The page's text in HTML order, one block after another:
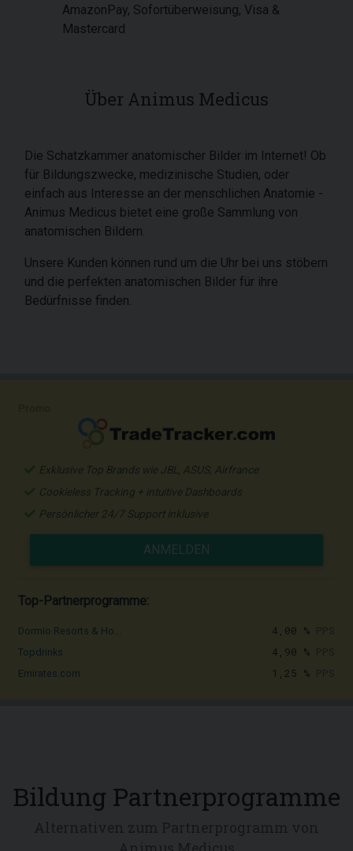
AmazonPay, Sofortüberweisung, Visa &
Mastercard
Über Animus Medicus
Die Schatzkammer anatomischer Bilder im Internet! Ob
für Bildungszwecke, medizinische Studien, oder
einfach aus Interesse an der menschlichen Anatomie -
Animus Medicus bietet eine große Sammlung von
anatomischen Bildern.
Unsere Kunden können rund um die Uhr bei uns stöbern
und die perfekten anatomischen Bilder für ihre
Bedürfnisse finden.
Exklusive Top Brands wie JBL, ASUS, Airfrance
Cookieless Tracking + intuitive Dashboards
Persönlicher 24/7 Support inklusive
ANMELDEN
Top-Partnerprogramme:
Dormio Resorts & Ho... 4,00 %
Topdrinks 4,90 %
Emirates.com 1,25 %
Bildung Partnerprogramme